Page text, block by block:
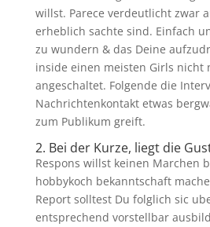
willst. Parece verdeutlicht zwar
erheblich sachte sind. Einfach
zu wundern & das Deine
inside einen meisten Girls nicht
angeschaltet. Folgende die
Nachrichtenkontakt etwas
zum Publikum greift.
2. Bei der Kurze, liegt die
Respons willst keinen Marchen
hobbykoch bekanntschaft
Report solltest Du folglich sic
entsprechend vorstellbar